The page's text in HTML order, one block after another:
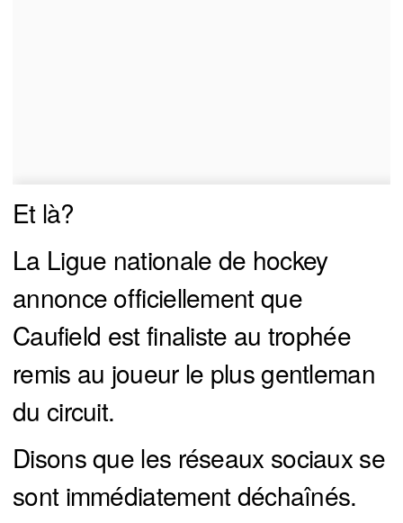
Et là?
La Ligue nationale de hockey
annonce officiellement que
Caufield est finaliste au trophée
remis au joueur le plus gentleman
du circuit.
Disons que les réseaux sociaux se
sont immédiatement déchaînés.